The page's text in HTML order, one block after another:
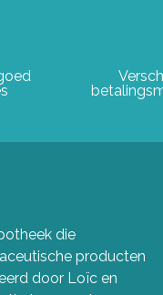
die
producten
door Loïc en